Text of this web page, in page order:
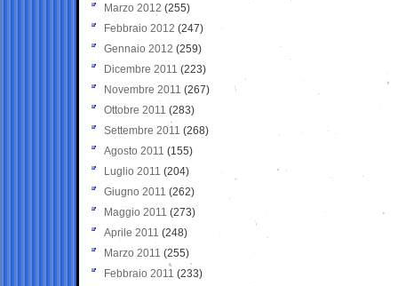
Marzo 2012 (255)
Febbraio 2012 (247)
Gennaio 2012 (259)
Dicembre 2011 (223)
Novembre 2011 (267)
Ottobre 2011 (283)
Settembre 2011 (268)
Agosto 2011 (155)
Luglio 2011 (204)
Giugno 2011 (262)
Maggio 2011 (273)
Aprile 2011 (248)
Marzo 2011 (255)
Febbraio 2011 (233)